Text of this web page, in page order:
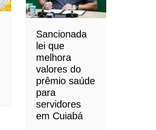
Sancionada
lei que
melhora
valores do
prêmio saúde
para
servidores
em Cuiabá